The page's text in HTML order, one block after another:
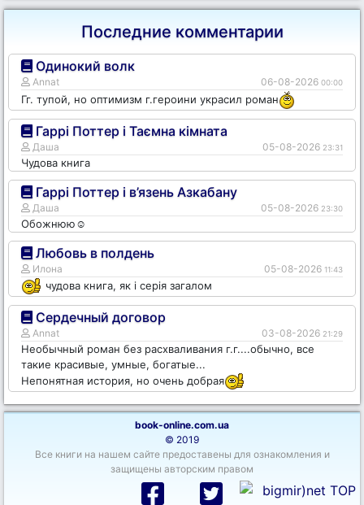
Последние комментарии
Одинокий волк
Annat 06-08-2026 00:00
Гг. тупой, но оптимизм г.героини украсил роман
Гаррі Поттер і Таємна кімната
Даша 05-08-2026 23:31
Чудова книга
Гаррі Поттер і в’язень Азкабану
Даша 05-08-2026 23:30
Обожнюю☺️
Любовь в полдень
Илона 05-08-2026 11:43
чудова книга, як і серія загалом
Сердечный договор
Annat 03-08-2026 21:29
Необычный роман без расхваливания г.г....обычно, все
такие красивые, умные, богатые...
Непонятная история, но очень добрая
book-online.com.ua
© 2019
Все книги на нашем сайте предоставены для ознакомления и
защищены авторским правом